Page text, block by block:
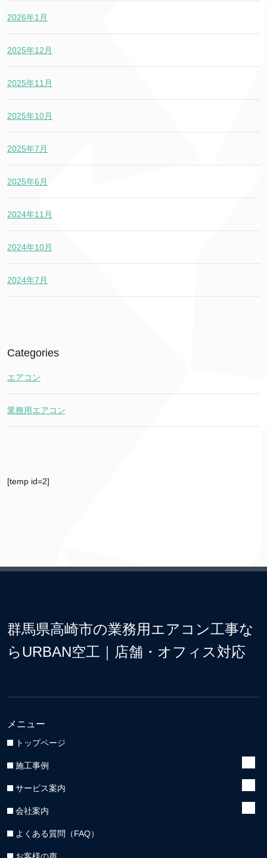
2026年1月
2025年12月
2025年11月
2025年10月
2025年7月
2025年6月
2024年11月
2024年10月
2024年7月
Categories
エアコン
業務用エアコン
[temp id=2]
群馬県高崎市の業務用エアコン工事な
らURBAN空工｜店舗・オフィス対応
メニュー
トップページ
施工事例
サービス案内
会社案内
よくある質問（FAQ）